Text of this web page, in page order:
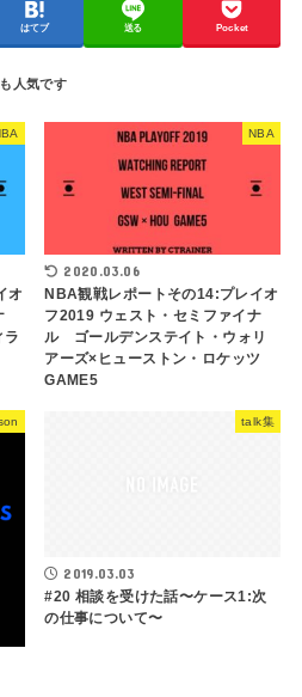
はてブ 送る Pocket
オ
NBA
2020.03.06
NBA観戦レポートその14:プレイオ
フ2019 ウェスト・セミファイナ
ル ゴールデンステイト・ウォリ
アーズ×ヒューストン・ロケッツ
GAME5
talk集
2019.03.03
#20 相談を受けた話〜ケース1:次
の仕事について〜